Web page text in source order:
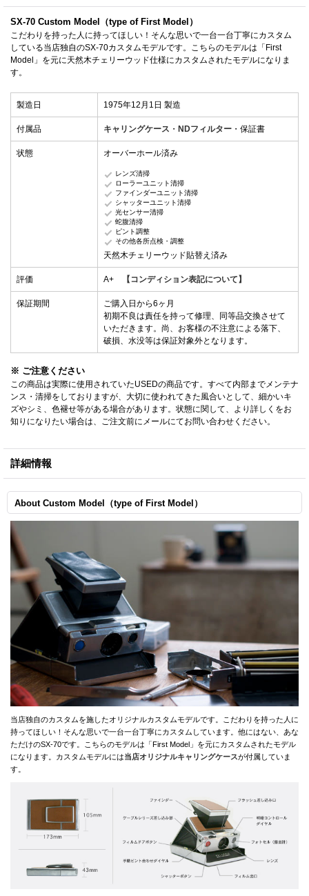
SX-70 Custom Model（type of First Model）
こだわりを持った人に持ってほしい！そんな思いで一台一台丁寧にカスタム
している当店独自のSX-70カスタムモデルです。こちらのモデルは「First
Model」を元に天然木チェリーウッド仕様にカスタムされたモデルになりま
す。
製造日 1975年12月1日 製造
付属品 キャリングケース ・ NDフィルター ・保証書
状態 オーバーホール済み
レンズ清掃
ローラーユニット清掃
ファインダーユニット清掃
シャッターユニット清掃
光センサー清掃
蛇腹清掃
ピント調整
その他各所点検・調整
天然木チェリーウッド貼替え済み
評価 A+ 【コンディション表記について】
保証期間
ご購入日から6ヶ月
初期不良は責任を持って修理、同等品交換させて
いただきます。尚、お客様の不注意による落下、
破損、水没等は保証対象外となります。
※ ご注意ください
この商品は実際に使用されていたUSEDの商品です。すべて内部までメンテナ
ンス・清掃をしておりますが、大切に使われてきた風合いとして、細かいキ
ズやシミ、色褪せ等がある場合があります。状態に関して、より詳しくをお
知りになりたい場合は、ご注文前にメールにてお問い合わせください。
詳細情報
About Custom Model（type of First Model）
当店独自のカスタムを施したオリジナルカスタムモデルです。こだわりを持った人に
持ってほしい！そんな思いで一台一台丁寧にカスタムしています。他にはない、あな
ただけのSX-70です。こちらのモデルは「First Model」を元にカスタムされたモデル
になります。カスタムモデルには当店オリジナルキャリングケースが付属していま
す。